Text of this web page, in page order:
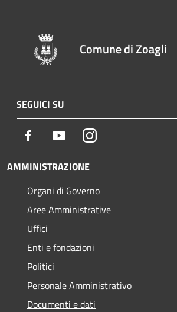
Comune di Zoagli
SEGUICI SU
Facebook YoutubeInstagram
AMMINISTRAZIONE
Organi di Governo
Aree Amministrative
Uffici
Enti e fondazioni
Politici
Personale Amministrativo
Documenti e dati